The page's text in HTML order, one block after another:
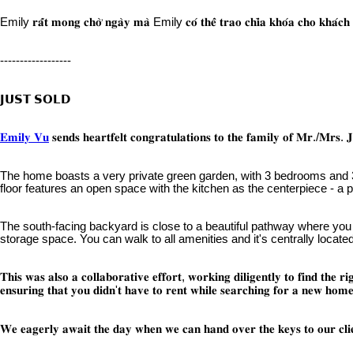
Emily 𝐫𝐚̂́𝐭 𝐦𝐨𝐧𝐠 𝐜𝐡𝐨̛̀ 𝐧𝐠𝐚̀𝐲 𝐦𝐚̀ Emily 𝐜𝐨́ 𝐭𝐡𝐞̂̉ 𝐭𝐫𝐚𝐨 𝐜𝐡𝐢̀𝐚 𝐤𝐡𝐨́𝐚 𝐜𝐡𝐨
------------------
𝗝𝗨𝗦𝗧 𝗦𝗢𝗟𝗗
𝐄𝐦𝐢𝐥𝐲 𝐕𝐮 𝐬𝐞𝐧𝐝𝐬 𝐡𝐞𝐚𝐫𝐭𝐟𝐞𝐥𝐭 𝐜𝐨𝐧𝐠𝐫𝐚𝐭𝐮𝐥𝐚𝐭𝐢𝐨𝐧𝐬 𝐭𝐨 𝐭𝐡𝐞 𝐟𝐚𝐦𝐢𝐥𝐲 𝐨𝐟
The home boasts a very private green garden, with 3 bedrooms
floor features an open space with the kitchen as the centerpiece - a
The south-facing backyard is close to a beautiful pathway where
storage space. You can walk to all amenities and it's centrally
𝐓𝐡𝐢𝐬 𝐰𝐚𝐬 𝐚𝐥𝐬𝐨 𝐚 𝐜𝐨𝐥𝐥𝐚𝐛𝐨𝐫𝐚𝐭𝐢𝐯𝐞 𝐞𝐟𝐟𝐨𝐫𝐭, 𝐰𝐨𝐫𝐤𝐢𝐧𝐠 𝐝𝐢𝐥𝐢𝐠𝐞𝐧𝐭𝐥𝐲 𝐭𝐨 𝐟𝐢𝐧𝐝
𝐞𝐧𝐬𝐮𝐫𝐢𝐧𝐠 𝐭𝐡𝐚𝐭 𝐲𝐨𝐮 𝐝𝐢𝐝𝐧'𝐭 𝐡𝐚𝐯𝐞 𝐭𝐨 𝐫𝐞𝐧𝐭 𝐰𝐡𝐢𝐥𝐞 𝐬𝐞𝐚𝐫𝐜𝐡𝐢𝐧𝐠 𝐟𝐨𝐫 𝐚 𝐧𝐞𝐰
𝐖𝐞 𝐞𝐚𝐠𝐞𝐫𝐥𝐲 𝐚𝐰𝐚𝐢𝐭 𝐭𝐡𝐞 𝐝𝐚𝐲 𝐰𝐡𝐞𝐧 𝐰𝐞 𝐜𝐚𝐧 𝐡𝐚𝐧𝐝 𝐨𝐯𝐞𝐫 𝐭𝐡𝐞 𝐤𝐞𝐲𝐬 𝐭𝐨 𝐨𝐮𝐫